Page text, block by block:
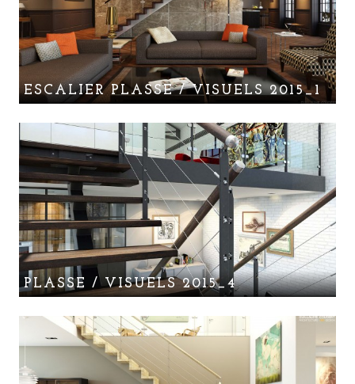
ESCALIER PLASSE / VISUELS 2015_1
PLASSE / VISUELS 2015_4